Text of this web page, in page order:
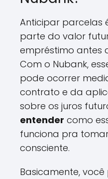
Anticipar parcelas
parte do valor
empréstimo antes
Com o Nubank,
pode ocorrer
contrato e da
sobre os juros
entender como
funciona pra
consciente.
Basicamente,